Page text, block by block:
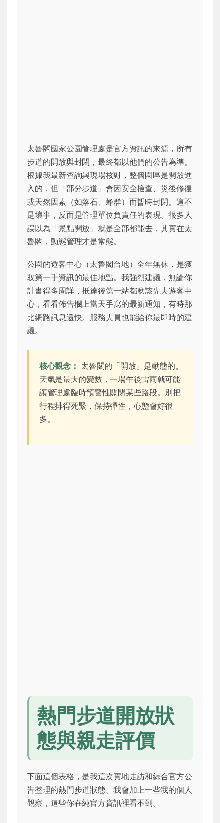
太魯閣國家公園管理處是官方資訊的來源，所有
步道的開放與封閉，最終都以他們的公告為準。
根據我最新查詢與現場核對，整個園區是開放進
入的，但「部分步道」會因安全檢查、災後修復
或天然因素（如落石、蜂群）而暫時封閉。這不
是壞事，反而是管理單位負責任的表現。很多人
誤以為「景點開放」就是全部都能去，其實在太
魯閣，動態管理才是常態。
公園的遊客中心（太魯閣台地）全年無休，是獲
取第一手資訊的最佳地點。我強烈建議，無論你
計畫得多周詳，抵達後第一站都應該先去遊客中
心，看看佈告欄上當天手寫的最新通知，有時那
比網路訊息還快。服務人員也能給你最即時的建
議。
核心觀念： 太魯閣的「開放」是動態的。
天氣是最大的變數，一場午後雷雨就可能
讓管理處臨時預警性關閉某些路段。別把
行程排得死緊，保持彈性，心態會好很
多。
熱門步道開放狀
態與親走評價
下面這個表格，是我這次實地走訪和綜合官方公
告整理的熱門步道狀態。我會加上一些我的個人
觀察，這些你在純官方資訊裡看不到。